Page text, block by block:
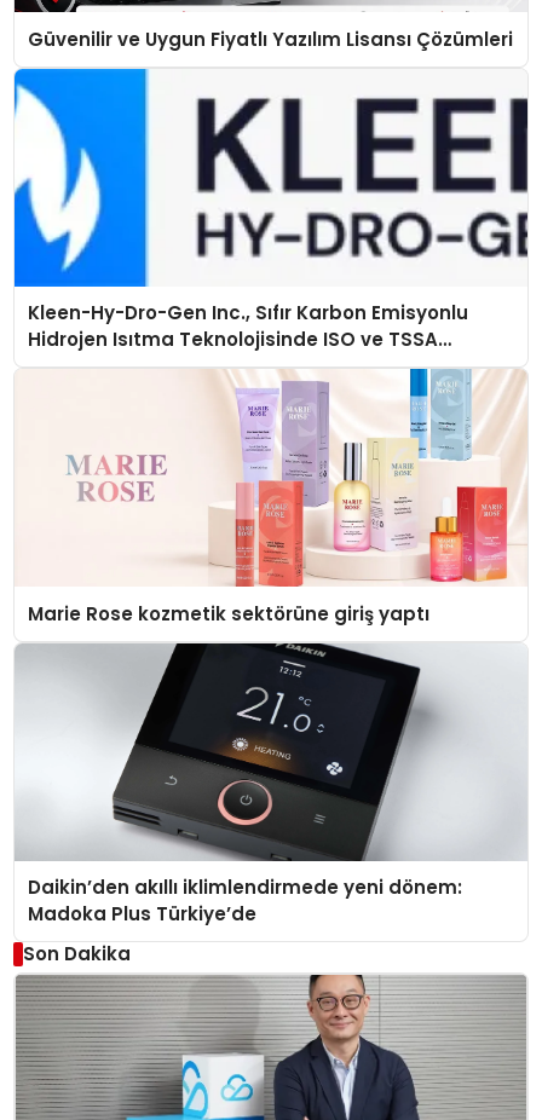
Güvenilir ve Uygun Fiyatlı Yazılım Lisansı Çözümleri
Kleen-Hy-Dro-Gen Inc., Sıfır Karbon Emisyonlu
Hidrojen Isıtma Teknolojisinde ISO ve TSSA
Düzenleyici Onaylarını Aldı
Marie Rose kozmetik sektörüne giriş yaptı
Daikin’den akıllı iklimlendirmede yeni dönem:
Madoka Plus Türkiye’de
Son Dakika